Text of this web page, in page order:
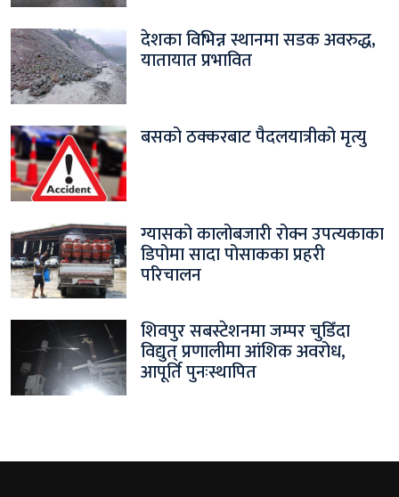
देशका विभिन्न स्थानमा सडक अवरुद्ध,
यातायात प्रभावित
बसको ठक्करबाट पैदलयात्रीको मृत्यु
ग्यासको कालोबजारी रोक्न उपत्यकाका
डिपोमा सादा पोसाकका प्रहरी
परिचालन
शिवपुर सबस्टेशनमा जम्पर चुडिँदा
विद्युत् प्रणालीमा आंशिक अवरोध,
आपूर्ति पुनःस्थापित